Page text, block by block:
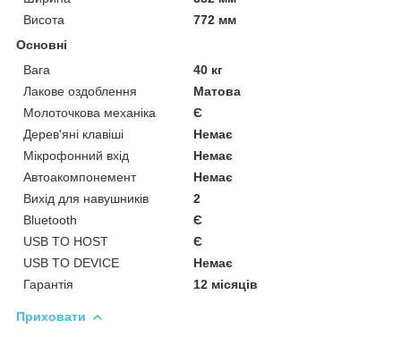
Висота
772 мм
Основні
Вага
40 кг
Лакове оздоблення
Матова
Молоточкова механіка
Є
Дерев'яні клавіші
Немає
Мікрофонний вхід
Немає
Автоакомпонемент
Немає
Вихід для навушників
2
Bluetooth
Є
USB TO HOST
Є
USB TO DEVICE
Немає
Гарантія
12 місяців
Приховати